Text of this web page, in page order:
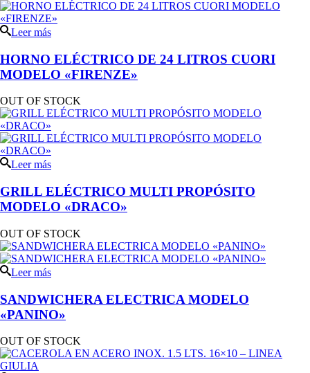
Leer más
HORNO ELÉCTRICO DE 24 LITROS CUORI
MODELO «FIRENZE»
OUT OF STOCK
Leer más
GRILL ELÉCTRICO MULTI PROPÓSITO
MODELO «DRACO»
OUT OF STOCK
Leer más
SANDWICHERA ELECTRICA MODELO
«PANINO»
OUT OF STOCK